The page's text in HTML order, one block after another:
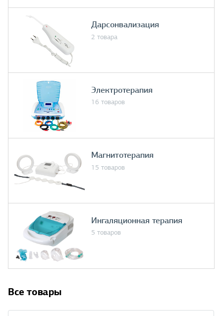
Дарсонвализация
2 товара
Электротерапия
16 товаров
Магнитотерапия
15 товаров
Ингаляционная терапия
5 товаров
Все товары